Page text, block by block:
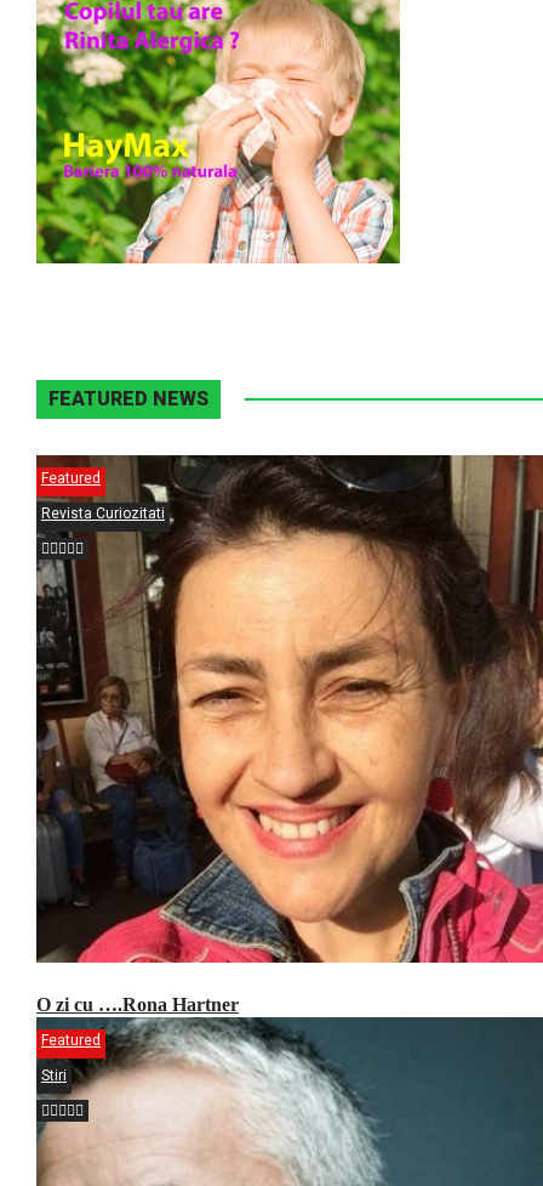
FEATURED NEWS
Featured
Revista Curiozitati
O zi cu ….Rona Hartner
Featured
Stiri